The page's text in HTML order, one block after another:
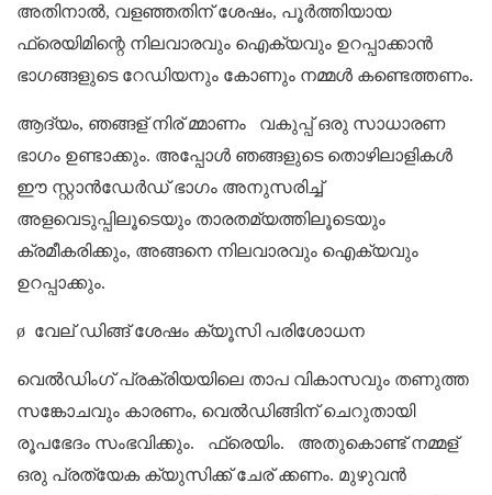
അതിനാൽ, വളഞ്ഞതിന് ശേഷം, പൂർത്തിയായ
ഫ്രെയിമിന്റെ നിലവാരവും ഐക്യവും ഉറപ്പാക്കാൻ
ഭാഗങ്ങളുടെ റേഡിയനും കോണും നമ്മൾ കണ്ടെത്തണം.
ആദ്യം, ഞങ്ങള്നിര് മ്മാണം
വകുപ്പ് ഒരു സാധാരണ
ഭാഗം ഉണ്ടാക്കും. അപ്പോൾ ഞങ്ങളുടെ തൊഴിലാളികൾ
ഈ സ്റ്റാൻഡേർഡ് ഭാഗം അനുസരിച്ച്
അളവെടുപ്പിലൂടെയും താരതമ്യത്തിലൂടെയും
ക്രമീകരിക്കും, അങ്ങനെ നിലവാരവും ഐക്യവും
ഉറപ്പാക്കും.
ø വേല് ഡിങ്ങ് ശേഷം ക്യൂസി പരിശോധന
വെൽഡിംഗ് പ്രക്രിയയിലെ താപ വികാസവും തണുത്ത
സങ്കോചവും കാരണം, വെൽഡിങ്ങിന് ചെറുതായി
രൂപഭേദം സംഭവിക്കും.
ഫ്രെയിം.
അതുകൊണ്ട് നമ്മള്
ഒരു പ്രത്യേക ക്യുസിക്ക് ചേര് ക്കണം. മുഴുവൻ